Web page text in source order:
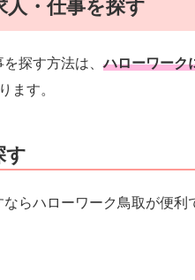
・仕事を探す
探す方法は、ハローワーク
ます。
す
らハローワーク鳥取が便